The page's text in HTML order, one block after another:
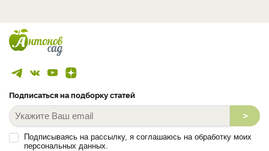
Подписаться на подборку статей
>
Подписываясь на рассылку, я соглашаюсь на обработку моих
персональных данных.